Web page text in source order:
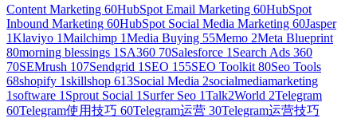
Content Marketing 60HubSpot Email Marketing 60HubSpot
Inbound Marketing 60HubSpot Social Media Marketing 60Jasper
1Klaviyo 1Mailchimp 1Media Buying 55Memo 2Meta Blueprint
80morning blessings 1 SA360 70Salesforce 1 Search Ads 360
70SEMrush 107Sendgrid 1 SEO 155SEO Toolkit 80Seo Tools
68shopify 1skillshop 613Social Media 2socialmediamarketing
1software 1 Sprout Social 1 Surfer Seo 1Talk2World 2Telegram
60Telegram使用技巧 60Telegram运营 30Telegram运营技巧